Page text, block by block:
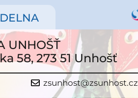
UNHOŠŤ
58, 273 51 Unhošť
zsunhost@zsunhost.cz